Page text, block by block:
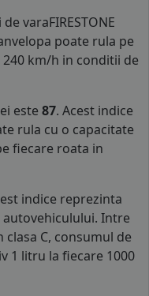
varaFIRESTONE
poate rula pe
km/h in conditii de
este 87. Acest indice
rula cu o capacitate
fiecare roata in
indice reprezinta
Intre
clasa C, consumul de
1 litru la fiecare 1000